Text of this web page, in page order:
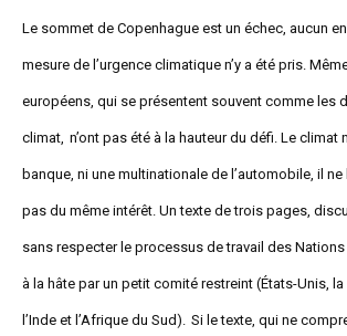
Le sommet de Copenhague est un échec, aucun
mesure de l’urgence climatique n’y a été pris.
européens, qui se présentent souvent comme les
climat, n’ont pas été à la hauteur du défi. Le climat
banque, ni une multinationale de l’automobile, il
pas du même intérêt. Un texte de trois pages,
sans respecter le processus de travail des
à la hâte par un petit comité restreint (États-Unis, la
l’Inde et l’Afrique du Sud). Si le texte, qui ne